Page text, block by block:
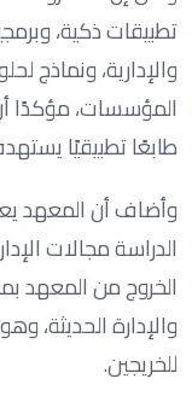
تطبيقات ذكية،
والإدارية،
المؤسسات،
طابعًا تطبيقيًا
وأضاف أن المعهد
الدراسة مجالات
الخروج من المعهد
والإدارة الحديثة،
للخريجين.